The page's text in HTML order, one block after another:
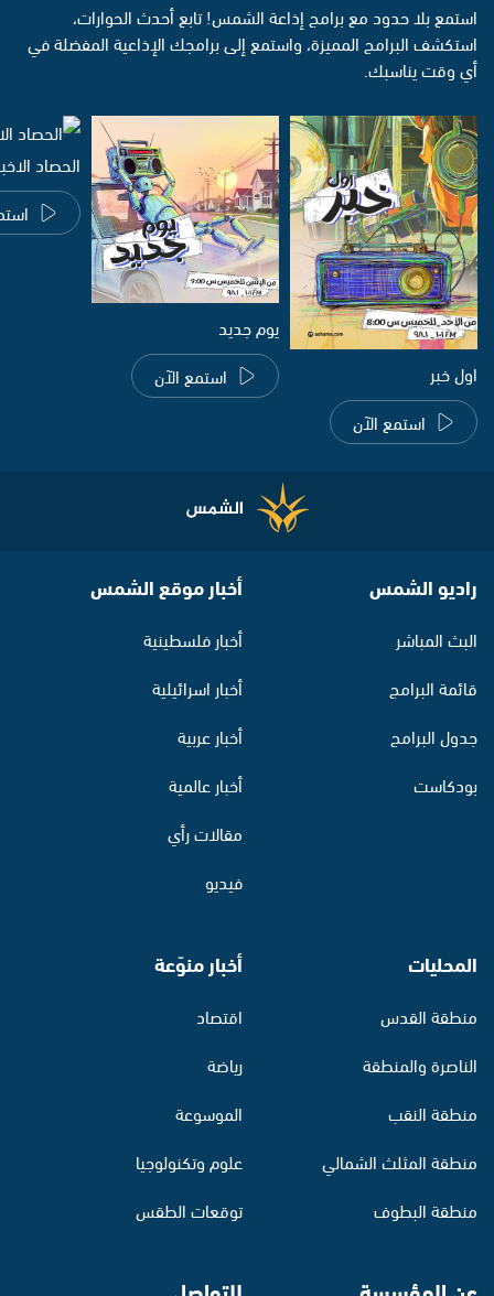
استمع بلا حدود مع برامج إذاعة الشمس! تابع أحدث الحوارات،
استكشف البرامج المميزة، واستمع إلى برامجك الإذاعية المفضلة في
أي وقت يناسبك.
اول خبر
استمع الآن
يوم جديد
استمع الآن
الحصاد
راديو الشمس
البث المباشر
قائمة البرامج
جدول البرامج
بودكاست
أخبار موقع الشمس
أخبار فلسطينية
أخبار اسرائيلية
أخبار عربية
أخبار عالمية
مقالات رأي
فيديو
المحليات
منطقة القدس
الناصرة والمنطقة
منطقة النقب
منطقة المثلث الشمالي
منطقة البطوف
أخبار منوّعة
اقتصاد
رياضة
الموسوعة
علوم وتكنولوجيا
توقعات الطقس